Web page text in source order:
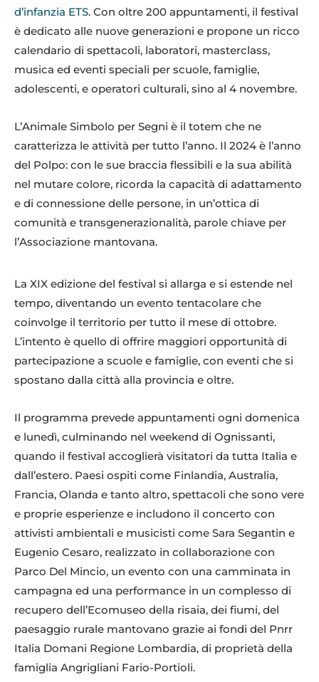
d’infanzia ETS. Con oltre 200 appuntamenti, il festival
è dedicato alle nuove generazioni e propone un ricco
calendario di spettacoli, laboratori, masterclass,
musica ed eventi speciali per scuole, famiglie,
adolescenti, e operatori culturali, sino al 4 novembre.
L’Animale Simbolo per Segni è il totem che ne
caratterizza le attività per tutto l’anno. Il 2024 è l’anno
del Polpo: con le sue braccia flessibili e la sua abilità
nel mutare colore, ricorda la capacità di adattamento
e di connessione delle persone, in un’ottica di
comunità e transgenerazionalità, parole chiave per
l’Associazione mantovana.
La XIX edizione del festival si allarga e si estende nel
tempo, diventando un evento tentacolare che
coinvolge il territorio per tutto il mese di ottobre.
L’intento è quello di offrire maggiori opportunità di
partecipazione a scuole e famiglie, con eventi che si
spostano dalla città alla provincia e oltre.
Il programma prevede appuntamenti ogni domenica
e lunedì, culminando nel weekend di Ognissanti,
quando il festival accoglierà visitatori da tutta Italia e
dall’estero. Paesi ospiti come Finlandia, Australia,
Francia, Olanda e tanto altro, spettacoli che sono vere
e proprie esperienze e includono il concerto con
attivisti ambientali e musicisti come Sara Segantin e
Eugenio Cesaro, realizzato in collaborazione con
Parco Del Mincio, un evento con una camminata in
campagna ed una performance in un complesso di
recupero dell’Ecomuseo della risaia, dei fiumi, del
paesaggio rurale mantovano grazie ai fondi del Pnrr
Italia Domani Regione Lombardia, di proprietà della
famiglia Angrigliani Fario-Portioli.